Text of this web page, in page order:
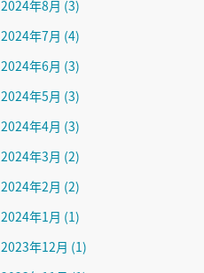
2024年8月 (3)
2024年7月 (4)
2024年6月 (3)
2024年5月 (3)
2024年4月 (3)
2024年3月 (2)
2024年2月 (2)
2024年1月 (1)
2023年12月 (1)